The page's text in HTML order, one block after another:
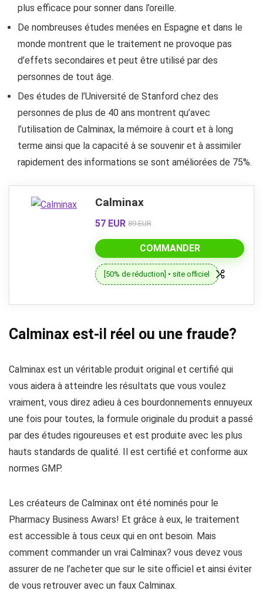
plus efficace pour sonner dans l’oreille.
De nombreuses études menées en Espagne et dans le
monde montrent que le traitement ne provoque pas
d’effets secondaires et peut être utilisé par des
personnes de tout âge.
Des études de l’Université de Stanford chez des
personnes de plus de 40 ans montrent qu’avec
l’utilisation de Calminax, la mémoire à court et à long
terme ainsi que la capacité à se souvenir et à assimiler
rapidement des informations se sont améliorées de 75%.
Calminax
57 EUR 89 EUR
COMMANDER
[50% de réduction] • site officiel
Calminax est-il réel ou une fraude?
Calminax est un véritable produit original et certifié qui
vous aidera à atteindre les résultats que vous voulez
vraiment, vous direz adieu à ces bourdonnements ennuyeux
une fois pour toutes, la formule originale du produit a passé
par des études rigoureuses et est produite avec les plus
hauts standards de qualité. Il est certifié et conforme aux
normes GMP.
Les créateurs de Calminax ont été nominés pour le
Pharmacy Business Awars! Et grâce à eux, le traitement
est accessible à tous ceux qui en ont besoin. Mais
comment commander un vrai Calminax? vous devez vous
assurer de ne l’acheter que sur le site officiel et ainsi éviter
de vous retrouver avec un faux Calminax.